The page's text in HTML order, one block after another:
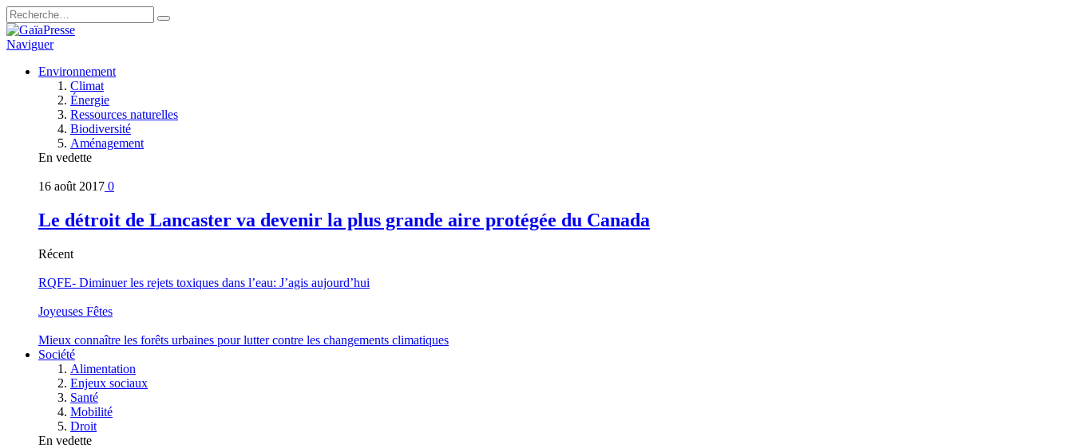
Naviguer
Environnement
Climat
Énergie
Ressources naturelles
Biodiversité
Aménagement
En vedette
16 août 2017 0
Le détroit de Lancaster va devenir la plus grande aire protégée du Canada
Récent
RQFE- Diminuer les rejets toxiques dans l’eau: J’agis aujourd’hui
Joyeuses Fêtes
Mieux connaître les forêts urbaines pour lutter contre les changements climatiques
Société
Alimentation
Enjeux sociaux
Santé
Mobilité
Droit
En vedette